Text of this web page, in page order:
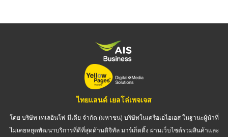
ไทยแลนด์ เยลโล่เพจเจส
โดย บริษัท เทเลอินโฟ มีเดีย จำกัด (มหาชน) บริษัทในเครือเอไอเอส ในฐานะผู้นำที่
ไม่เคยหยุดพัฒนาบริการที่ดีที่สุดด้านดิจิทัล มาร์เก็ตติ้ง ผ่านเว็บไซต์รวมสินค้าและ